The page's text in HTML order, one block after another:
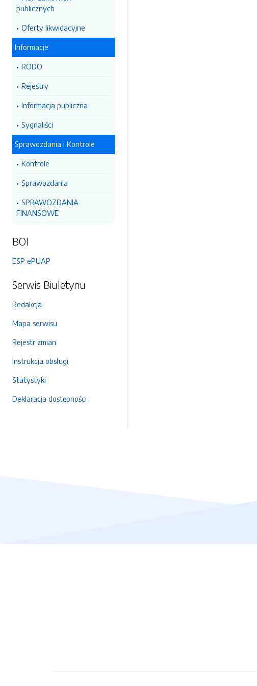
publicznych
Oferty likwidacyjne
Informacje
RODO
Rejestry
Informacja publiczna
Sygnaliści
Sprawozdania i Kontrole
Kontrole
Sprawozdania
SPRAWOZDANIA
FINANSOWE
BOI
ESP ePUAP
Serwis Biuletynu
Redakcja
Mapa serwisu
Rejestr zmian
Instrukcja obsługi
Statystyki
Deklaracja dostępności